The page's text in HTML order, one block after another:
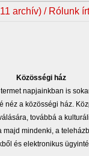
archív) / Rólunk
Közösségi ház
napjainkban is
néz a közösségi ház.
továbbá a
majd mindenki, a
és elektronikus